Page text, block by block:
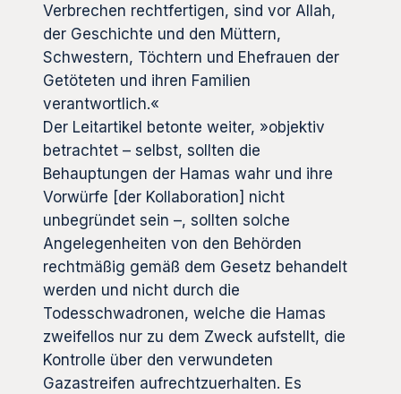
Verbrechen rechtfertigen, sind vor Allah,
der Geschichte und den Müttern,
Schwestern, Töchtern und Ehefrauen der
Getöteten und ihren Familien
verantwortlich.«
Der Leitartikel betonte weiter, »objektiv
betrachtet – selbst, sollten die
Behauptungen der Hamas wahr und ihre
Vorwürfe [der Kollaboration] nicht
unbegründet sein –, sollten solche
Angelegenheiten von den Behörden
rechtmäßig gemäß dem Gesetz behandelt
werden und nicht durch die
Todesschwadronen, welche die Hamas
zweifellos nur zu dem Zweck aufstellt, die
Kontrolle über den verwundeten
Gazastreifen aufrechtzuerhalten. Es